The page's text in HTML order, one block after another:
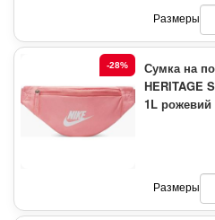
Размеры
-28%
Сумка на
HERITAGE
1L рожевий
Размеры